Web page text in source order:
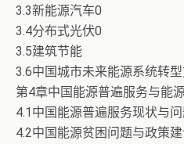
3.3新能源汽车0
3.4分布式光伏0
3.5建筑节能
3.6中国城市未来能源系统转
第4章中国能源普遍服务与能
4.1中国能源普遍服务现状与
4.2中国能源贫困问题与政策